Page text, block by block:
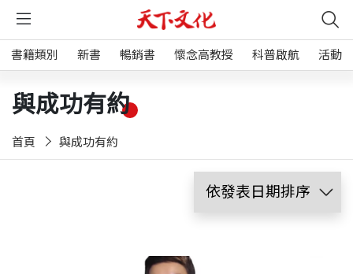
書籍類別 新書 暢銷書 懷念高教授 科普啟航 活動
與成功有約
首頁 與成功有約